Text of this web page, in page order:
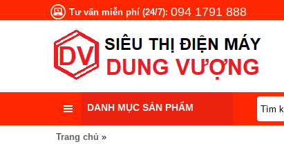
Tư vấn miễn phí (24/7): 094 1791 888
DANH MỤC SẢN PHẨM
Trang chủ »